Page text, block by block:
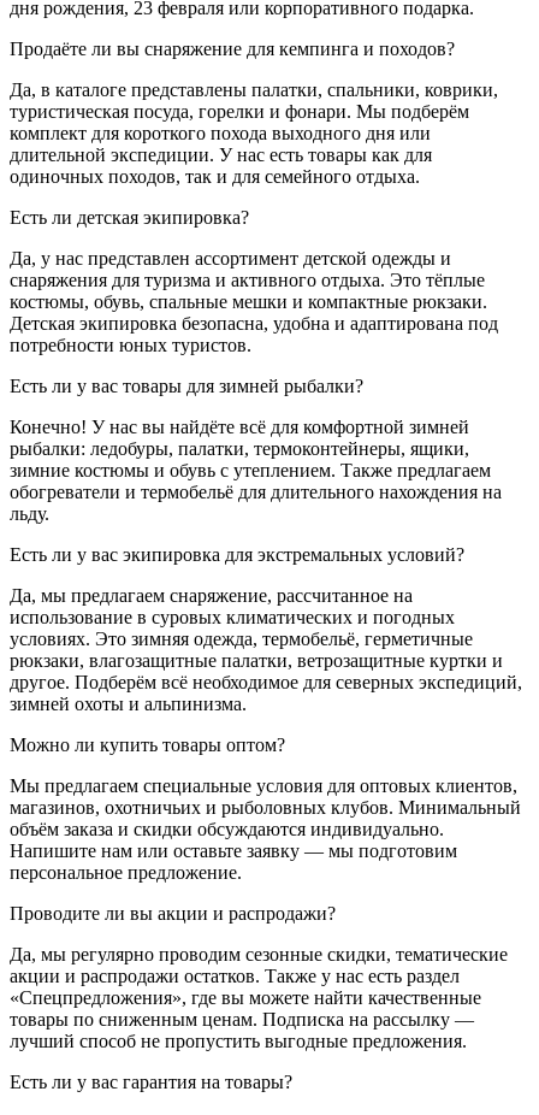
дня рождения, 23 февраля или корпоративного подарка.
Продаёте ли вы снаряжение для кемпинга и походов?
Да, в каталоге представлены палатки, спальники, коврики,
туристическая посуда, горелки и фонари. Мы подберём
комплект для короткого похода выходного дня или
длительной экспедиции. У нас есть товары как для
одиночных походов, так и для семейного отдыха.
Есть ли детская экипировка?
Да, у нас представлен ассортимент детской одежды и
снаряжения для туризма и активного отдыха. Это тёплые
костюмы, обувь, спальные мешки и компактные рюкзаки.
Детская экипировка безопасна, удобна и адаптирована под
потребности юных туристов.
Есть ли у вас товары для зимней рыбалки?
Конечно! У нас вы найдёте всё для комфортной зимней
рыбалки: ледобуры, палатки, термоконтейнеры, ящики,
зимние костюмы и обувь с утеплением. Также предлагаем
обогреватели и термобельё для длительного нахождения на
льду.
Есть ли у вас экипировка для экстремальных условий?
Да, мы предлагаем снаряжение, рассчитанное на
использование в суровых климатических и погодных
условиях. Это зимняя одежда, термобельё, герметичные
рюкзаки, влагозащитные палатки, ветрозащитные куртки и
другое. Подберём всё необходимое для северных экспедиций,
зимней охоты и альпинизма.
Можно ли купить товары оптом?
Мы предлагаем специальные условия для оптовых клиентов,
магазинов, охотничьих и рыболовных клубов. Минимальный
объём заказа и скидки обсуждаются индивидуально.
Напишите нам или оставьте заявку — мы подготовим
персональное предложение.
Проводите ли вы акции и распродажи?
Да, мы регулярно проводим сезонные скидки, тематические
акции и распродажи остатков. Также у нас есть раздел
«Спецпредложения», где вы можете найти качественные
товары по сниженным ценам. Подписка на рассылку —
лучший способ не пропустить выгодные предложения.
Есть ли у вас гарантия на товары?